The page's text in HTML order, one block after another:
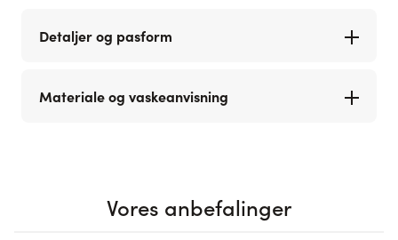
Detaljer og pasform
Materiale og vaskeanvisning
Vores anbefalinger